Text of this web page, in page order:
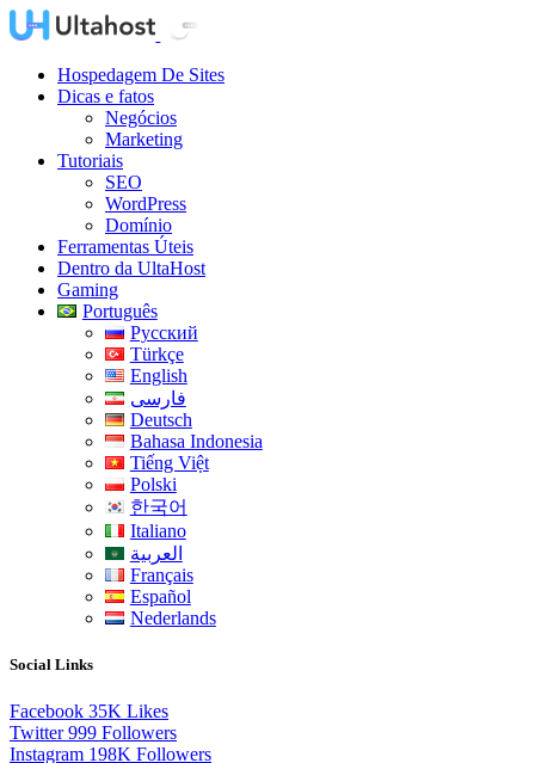
Hospedagem De Sites
Dicas e fatos
Negócios
Marketing
Tutoriais
SEO
WordPress
Domínio
Ferramentas Úteis
Dentro da UltaHost
Gaming
Português
Русский
Türkçe
English
فارسی
Deutsch
Bahasa Indonesia
Tiếng Việt
Polski
한국어
Italiano
العربية
Français
Español
Nederlands
Social Links
Facebook 35K Likes
Twitter 999 Followers
Instagram 198K Followers